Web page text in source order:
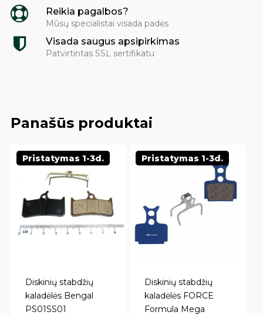
Reikia pagalbos?
Mūsų specialistai visada padės
Visada saugus apsipirkimas
Patvirtintas SSL sertifikatu
Panašūs produktai
Diskinių stabdžių
kaladėlės Bengal
PS01SS01
Pristatymas 1-3d.
Diskinių stabdžių
kaladėlės FORCE
Formula Mega
Pristatymas 1-3d.